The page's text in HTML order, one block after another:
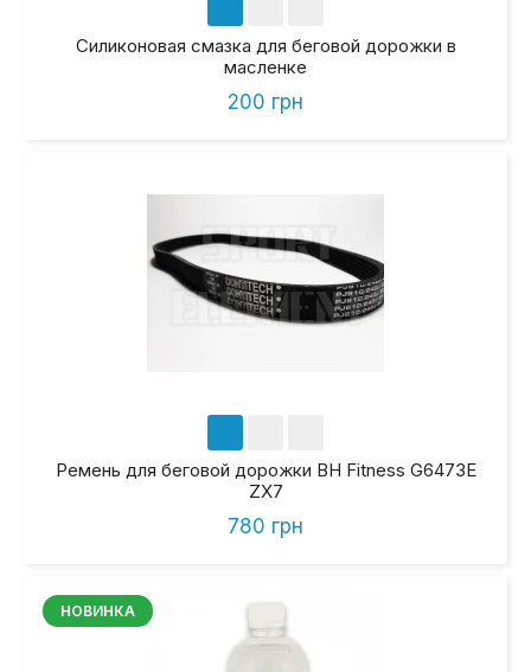
Силиконовая смазка для беговой дорожки в
масленке
200 грн
Ремень для беговой дорожки BH Fitness G6473E
ZX7
780 грн
НОВИНКА